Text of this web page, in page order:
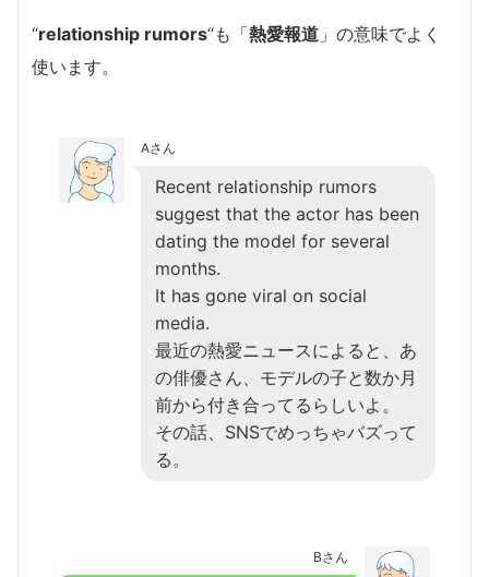
“relationship rumors“も「熱愛報道 」の意味でよく
使います。
Aさん
Recent relationship rumors
suggest that the actor has been
dating the model for several
months.
It has gone viral on social
media.
最近の熱愛ニュースによると、あ
の俳優さん、モデルの子と数か月
前から付き合ってるらしいよ。
その話、SNSでめっちゃバズって
る。
Bさん